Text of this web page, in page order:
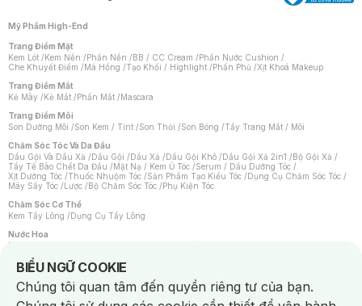
Mỹ Phẩm High-End
Trang Điểm Mặt
Kem Lót /Kem Nền /Phấn Nền /BB / CC Cream /Phấn Nước Cushion /
Che Khuyết Điểm /Má Hồng /Tạo Khối / Highlight /Phấn Phủ /Xịt Khoá Makeup
Trang Điểm Mắt
Kẻ Mày /Kẻ Mắt /Phấn Mắt /Mascara
Trang Điểm Môi
Son Dưỡng Môi /Son Kem / Tint /Son Thỏi /Son Bóng /Tẩy Trang Mắt / Môi
Chăm Sóc Tóc Và Da Đầu
Dầu Gội Và Dầu Xả /Dầu Gội /Dầu Xả /Dầu Gội Khô /Dầu Gội Xả 2in1 /Bộ Gội Xả /
Tẩy Tế Bào Chết Da Đầu /Mặt Nạ / Kem Ủ Tóc /Serum / Dầu Dưỡng Tóc /
Xịt Dưỡng Tóc /Thuốc Nhuộm Tóc /Sản Phẩm Tạo Kiểu Tóc /Dụng Cụ Chăm Sóc Tóc /
Máy Sấy Tóc /Lược /Bộ Chăm Sóc Tóc /Phụ Kiện Tóc
Chăm Sóc Cơ Thể
Kem Tẩy Lông /Dụng Cụ Tẩy Lông
Nước Hoa
Nước Hoa Nữ
Chăm Sóc Cá Nhân
Chống Muỗi /Khẩu Trang /Máy Massage/Mặt Nạ Xông Hơi /Nước Rửa Tay/
Sản Phẩm Chăm Sóc Khác /Bàn Chải Đánh Răng /Bàn Chải Điện/
BIỂU NGỮ COOKIE
Notice about cookies usage
Chúng tôi quan tâm đến quyền riêng tư của bạn.